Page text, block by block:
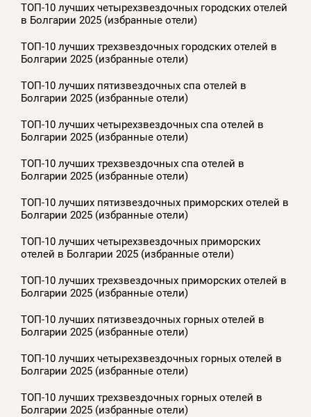
ТОП-10 лучших четырехзвездочных городских отелей
в Болгарии 2025 (избранные отели)
ТОП-10 лучших трехзвездочных городских отелей в
Болгарии 2025 (избранные отели)
ТОП-10 лучших пятизвездочных спа отелей в
Болгарии 2025 (избранные отели)
ТОП-10 лучших четырехзвездочных спа отелей в
Болгарии 2025 (избранные отели)
ТОП-10 лучших трехзвездочных спа отелей в
Болгарии 2025 (избранные отели)
ТОП-10 лучших пятизвездочных приморских отелей в
Болгарии 2025 (избранные отели)
ТОП-10 лучших четырехзвездочных приморских
отелей в Болгарии 2025 (избранные отели)
ТОП-10 лучших трехзвездочных приморских отелей в
Болгарии 2025 (избранные отели)
ТОП-10 лучших пятизвездочных горных отелей в
Болгарии 2025 (избранные отели)
ТОП-10 лучших четырехзвездочных горных отелей в
Болгарии 2025 (избранные отели)
ТОП-10 лучших трехзвездочных горных отелей в
Болгарии 2025 (избранные отели)